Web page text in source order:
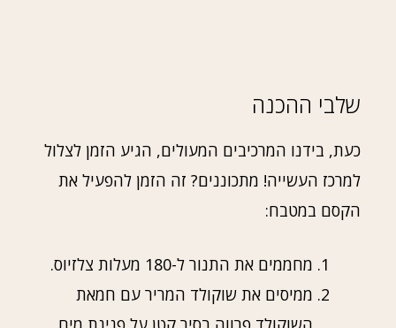
שלבי ההכנה
כעת, בידנו המרכיבים המעולים, הגיע הזמן לצלול
למרכז העשייה! מתכוננים? זה הזמן להפעיל את
הקסם במטבח:
מחממים את התנור ל-180 מעלות צלזיוס.
ממיסים את שוקולד המריר עם חמאת